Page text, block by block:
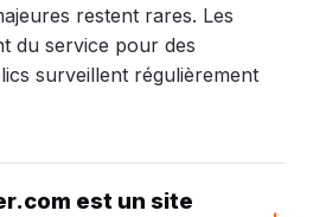
restent rares. Les
du service pour des
surveillent régulièrement
est un site